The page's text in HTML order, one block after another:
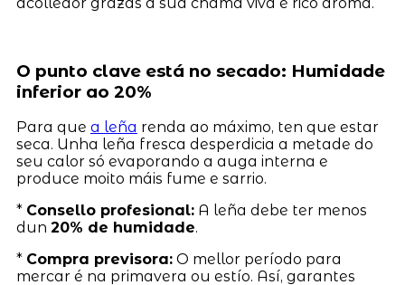
O punto clave está no secado: Humidade
inferior ao 20%
Para que a leña renda ao máximo, ten que estar
seca. Unha leña fresca desperdicia a metade do
seu calor só evaporando a auga interna e
produce moito máis fume e sarrio.
* Consello profesional:A leña debe ter menos
dun 20% de humidade.
* Compra previsora:O mellor período para
mercar é na primavera ou estío. Así, garantes